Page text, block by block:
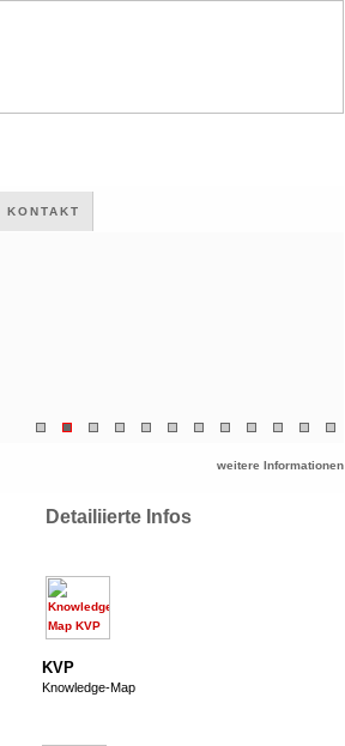
KONTAKT
weitere Informationen
Detailiierte Infos
KVP
Knowledge-Map